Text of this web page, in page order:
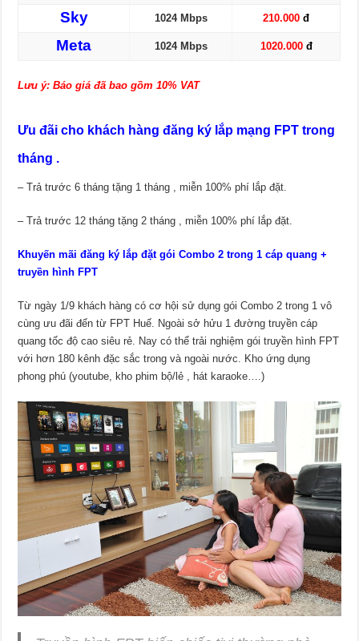
Sky 1024 Mbps 210.000đ
Meta 1024 Mbps 1020.000 đ
Lưu ý: Báo giá đã bao gồm 10% VAT
Ưu đãi cho khách hàng đăng ký lắp mạng FPT trong
tháng .
– Trả trước 6 tháng tặng 1 tháng , miễn 100% phí lắp đặt.
– Trả trước 12 tháng tặng 2 tháng , miễn 100% phí lắp đặt.
Khuyến mãi đăng ký lắp đặt gói Combo 2 trong 1 cáp quang +
truyền hình FPT
Từ ngày 1/9 khách hàng có cơ hội sử dụng gói Combo 2 trong 1 vô
cùng ưu đãi đến từ FPT Huế. Ngoài sở hửu 1 đường truyền cáp
quang tốc độ cao siêu rẻ. Nay có thể trải nghiệm gói truyền hình FPT
với hơn 180 kênh đặc sắc trong và ngoài nước. Kho ứng dụng
phong phú (youtube, kho phim bộ/lẻ , hát karaoke….)